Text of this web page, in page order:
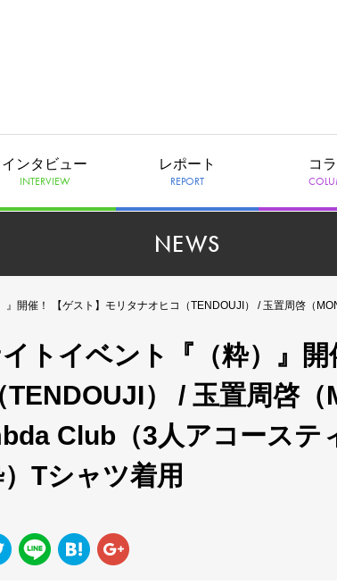
インタビュー
INTERVIEW
レポート
REPORT
コ
NEWS
【ゲスト】モリタナオヒコ（TENDOUJI） / 玉置周啓（MONO NO AWARE
トイベント『（粋）』開
） / 玉置周啓（
Club（3人アコーステ
Tシャツ着用